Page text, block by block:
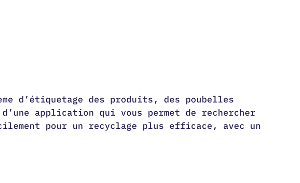
d’étiquetage des produits, des poubelles
application qui vous permet de rechercher
pour un recyclage plus efficace, avec un